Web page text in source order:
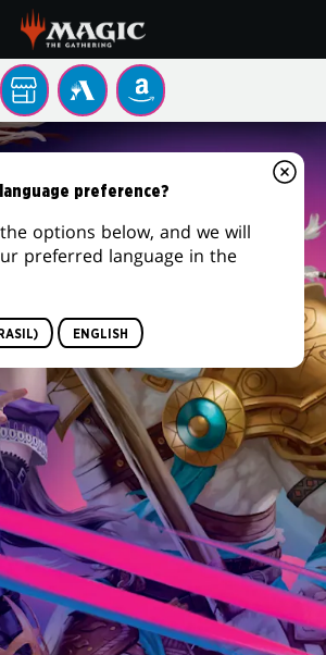
Sua
loja
local
MTG
ARENA
AMAZON
preference?
options below, and we will
preferred language in the
ENGLISH